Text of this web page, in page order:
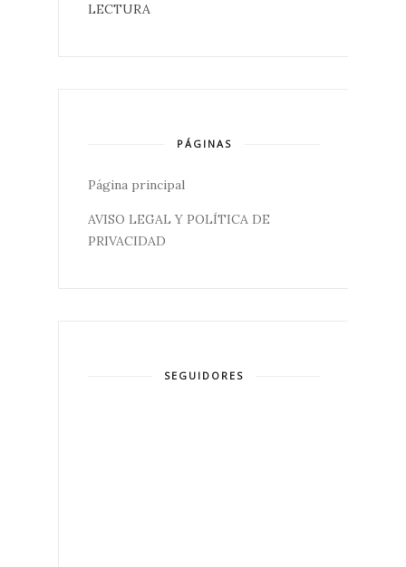
LECTURA
PÁGINAS
Página principal
AVISO LEGAL Y POLÍTICA DE
PRIVACIDAD
SEGUIDORES